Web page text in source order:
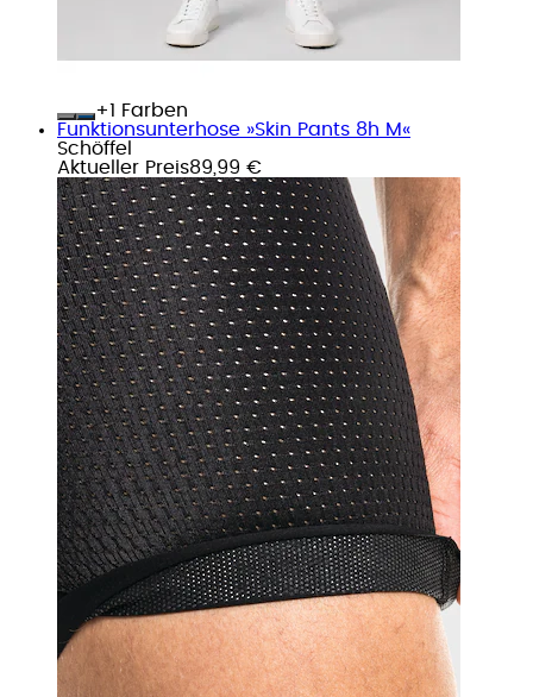
+
Farben
Funktionsunterhose »Skin Pants 8h M«
Schöffel
Aktueller Preis89,99 €